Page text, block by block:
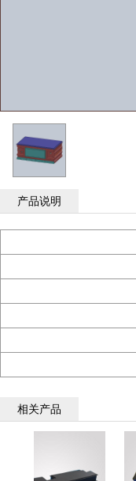
产品说明
相关产品